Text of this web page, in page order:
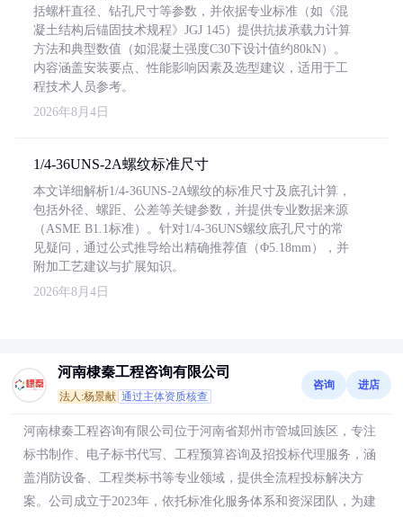
括螺杆直径、钻孔尺寸等参数，并依据专业标准（如《混
凝土结构后锚固技术规程》JGJ 145）提供抗拔承载力计算
方法和典型数值（如混凝土强度C30下设计值约80kN）。
内容涵盖安装要点、性能影响因素及选型建议，适用于工
程技术人员参考。
2026年8月4日
1/4-36UNS-2A螺纹标准尺寸
本文详细解析1/4-36UNS-2A螺纹的标准尺寸及底孔计算，
包括外径、螺距、公差等关键参数，并提供专业数据来源
（ASME B1.1标准）。针对1/4-36UNS螺纹底孔尺寸的常
见疑问，通过公式推导给出精确推荐值（Φ5.18mm），并
附加工艺建议与扩展知识。
2026年8月4日
河南棣秦工程咨询有限公司
法人:杨景献 通过主体资质核查
咨询 进店
河南棣秦工程咨询有限公司位于河南省郑州市管城回族区，专注
标书制作、电子标书代写、工程预算咨询及招投标代理服务，涵
盖消防设备、工程类标书等专业领域，提供全流程投标解决方
案。公司成立于2023年，依托标准化服务体系和资深团队，为建